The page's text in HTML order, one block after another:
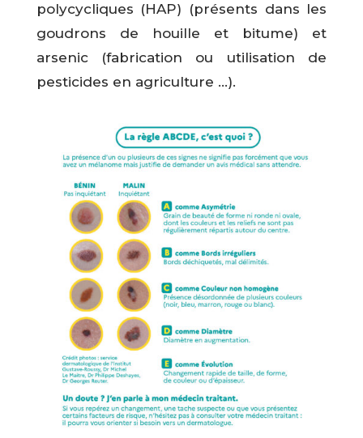
polycycliques (HAP) (présents dans les
goudrons de houille et bitume) et
arsenic (fabrication ou utilisation de
pesticides en agriculture …).